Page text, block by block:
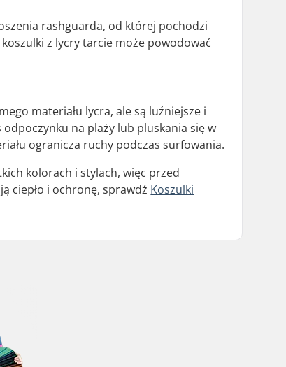
rashguarda, od której pochodzi
z lycry tarcie może powodować
materiału lycra, ale są luźniejsze i
na plaży lub pluskania się w
ogranicza ruchy podczas surfowania.
kolorach i stylach, więc przed
ciepło i ochronę, sprawdź Koszulki